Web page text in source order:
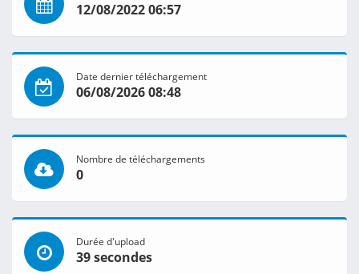
12/08/2022 06:57
Date dernier téléchargement
06/08/2026 08:48
Nombre de téléchargements
0
Durée d'upload
39 secondes